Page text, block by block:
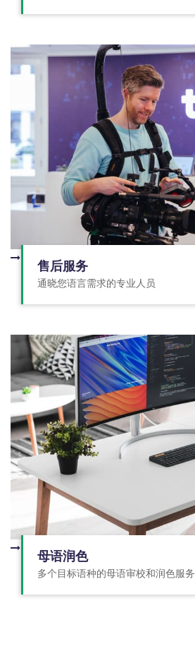
售后服务
通晓您语言需求的专业人员
母语润色
多个目标语种的母语审校和润色服务